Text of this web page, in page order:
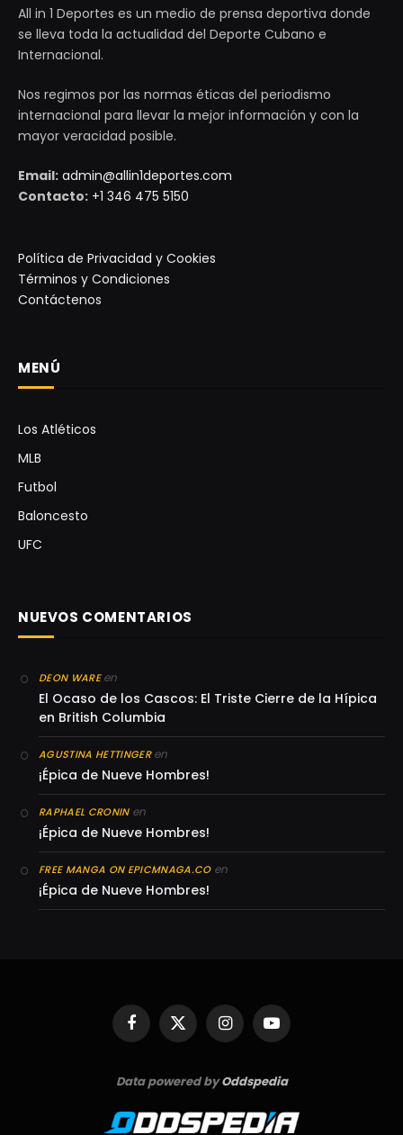
All in 1 Deportes es un medio de prensa deportiva donde
se lleva toda la actualidad del Deporte Cubano e
Internacional.
Nos regimos por las normas éticas del periodismo
internacional para llevar la mejor información y con la
mayor veracidad posible.
Email: admin@allin1deportes.com
Contacto: +1 346 475 5150
Política de Privacidad y Cookies
Términos y Condiciones
Contáctenos
MENÚ
Los Atléticos
MLB
Futbol
Baloncesto
UFC
NUEVOS COMENTARIOS
DEON WAREen
El Ocaso de los Cascos: El Triste Cierre de la Hípica
en British Columbia
AGUSTINA HETTINGERen
¡Épica de Nueve Hombres!
RAPHAEL CRONINen
¡Épica de Nueve Hombres!
FREE MANGA ON EPICMNAGA.COen
¡Épica de Nueve Hombres!
Facebook
X
(Twitter)
InstagramYouTube
Data powered byOddspedia